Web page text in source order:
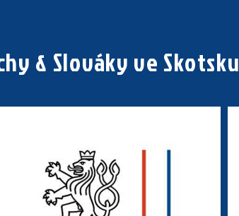
& Slováky ve Skotsku